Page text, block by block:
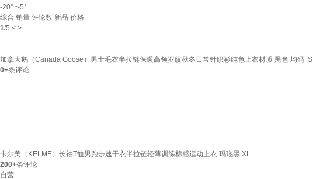
-20°~-5°
综合 销量 评论数 新品 价格
1/5 < >
加拿大鹅（Canada Goose）男士毛衣半拉链保暖高领罗纹秋冬日常针织衫纯色上衣材质 黑色 均码 |S
0+条评论
卡尔美（KELME）长袖T恤男跑步速干衣半拉链轻薄训练棉感运动上衣 玛瑙黑 XL
200+条评论
自营